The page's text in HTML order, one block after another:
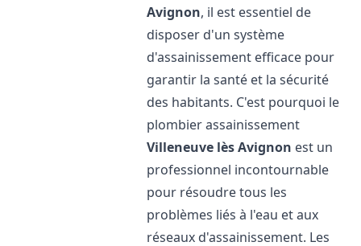
Avignon, il est essentiel de
disposer d'un système
d'assainissement efficace pour
garantir la santé et la sécurité
des habitants. C'est pourquoi le
plombier assainissement
Villeneuve lès Avignon est un
professionnel incontournable
pour résoudre tous les
problèmes liés à l'eau et aux
réseaux d'assainissement. Les